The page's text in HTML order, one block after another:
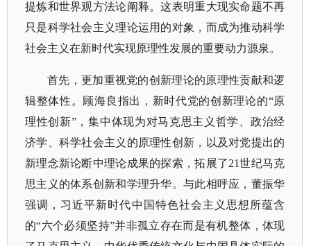
提炼和世界观方法论阐释。这表明重大现实命题不再
只是科学社会主义理论运用的对象，而成为推动科学
社会主义在新时代实现原理性发展的重要动力源泉。
首先，更加重视党的创新理论的原理性贡献和逻
辑整体性。顾海良指出，新时代党的创新理论的“原
理性创新”，集中体现为对马克思主义哲学、政治经
济学、科学社会主义的原理性创新，以及对党提出的
新理念新论断中理论成果的探索，拓展了21世纪马克
思主义的体系创新和学理升华。与此相呼应，董振华
强调，习近平新时代中国特色社会主义思想所蕴含
的“六个必须坚持”并非孤立存在而是有机整体，体现